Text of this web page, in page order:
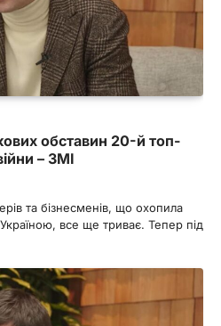
обставин 20-й топ-
– ЗМІ
та бізнесменів, що охопила
Україною, все ще триває. Тепер під